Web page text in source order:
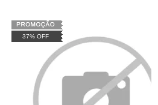
37% OFF